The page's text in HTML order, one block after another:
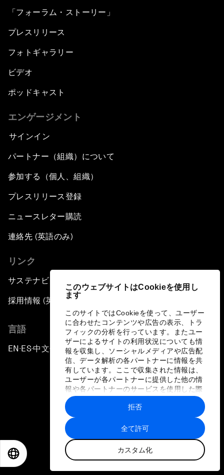
このウェブサイトはCookieを使用し
ます
このサイトではCookieを使って、ユーザー
に合わせたコンテンツや広告の表示、トラ
フィックの分析を行っています。またユー
ザーによるサイトの利用状況についても情
報を収集し、ソーシャルメディアや広告配
信、データ解析の各パートナーに情報を共
有しています。ここで収集された情報は、
ユーザーが各パートナーに提供した他の情
報や各パートナーのサービスを使用した際
に収集された情報と組み合わされ、各パー
トナーによって使用されることがありま
す。
全て許可
カスタム化
拒否
「フォーラム・ストーリー」
プレスリリース
フォトギャラリー
ビデオ
ポッドキャスト
エンゲージメント
サインイン
パートナー（組織）について
参加する（個人、組織）
プレスリリース登録
ニュースレター購読
連絡先 (英語のみ)
リンク
サステナビリティへの取り組み
採用情報 (英語のみ)
言語
EN ▪ES▪中文▪ 日本語
プライバシーポリシーと利用規約
サイトマップ
©
世界経済フォーラム